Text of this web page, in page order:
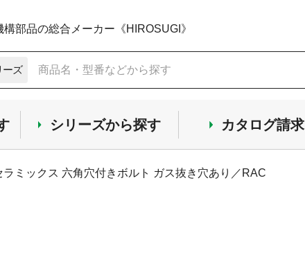
部品の総合メーカー《HIROSUGI》
ーズ
シリーズから探す カタログ請求
ラミックス 六角穴付きボルト ガス抜き穴あり／RAC